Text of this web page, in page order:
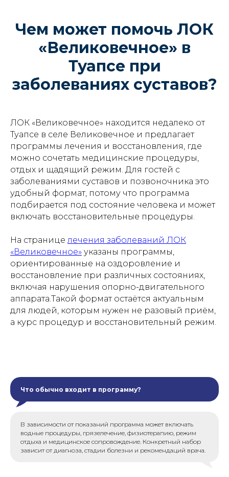
Чем может помочь ЛОК
«Великовечное» в
Туапсе при
заболеваниях суставов?
ЛОК «Великовечное» находится недалеко от
Туапсе в селе Великовечное и предлагает
программы лечения и восстановления, где
можно сочетать медицинские процедуры,
отдых и щадящий режим. Для гостей с
заболеваниями суставов и позвоночника это
удобный формат, потому что программа
подбирается под состояние человека и может
включать восстановительные процедуры.
На странице лечения заболеваний ЛОК
«Великовечное» указаны программы,
ориентированные на оздоровление и
восстановление при различных состояниях,
включая нарушения опорно-двигательного
аппарата.Такой формат остаётся актуальным
для людей, которым нужен не разовый приём,
а курс процедур и восстановительный режим.
Что обычно входит в программу?
В зависимости от показаний программа может включать
водные процедуры, грязелечение, физиотерапию, режим
отдыха и медицинское сопровождение. Конкретный набор
зависит от диагноза, стадии болезни и рекомендаций врача.